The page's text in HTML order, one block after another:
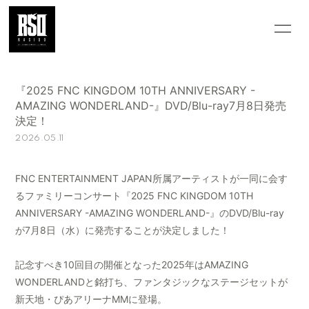
GALLERY MOVIE/VOICE
Q&A
OFFICIAL
WEBSITE
会員登録 ログイン
『2025 FNC KINGDOM 10TH ANNIVERSARY -
AMAZING WONDERLAND-』DVD/Blu-ray7月8日発売
決定！
2026.05.11
FNC ENTERTAINMENT JAPAN所属アーティストが一同に会す
るファミリーコンサート『2025 FNC KINGDOM 10TH
ANNIVERSARY -AMAZING WONDERLAND-』のDVD/Blu-ray
が7月8日（水）に発売することが決定しました！
記念すべき10回目の開催となった2025年はAMAZING
WONDERLANDと銘打ち、ファンタジックなステージセットが
新天地・ぴあアリーナMMに登場。